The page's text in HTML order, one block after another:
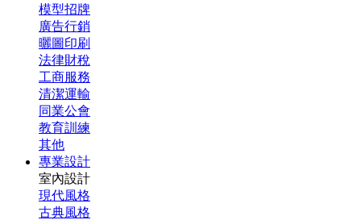
模型招牌
廣告行銷
曬圖印刷
法律財稅
工商服務
清潔運輸
同業公會
教育訓練
其他
專業設計
室內設計
現代風格
古典風格